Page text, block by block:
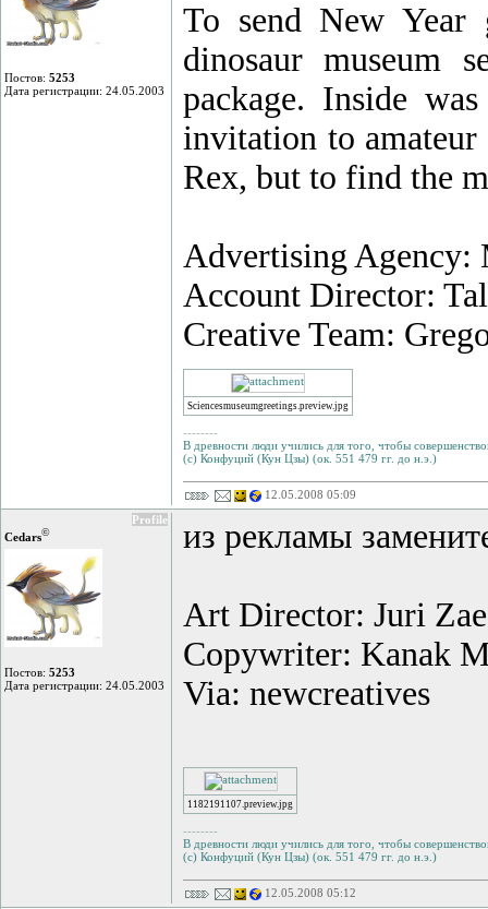
Постов: 5253
Дата регистрации: 24.05.2003
To send New Year
dinosaur museum
package. Inside
invitation to
Rex, but to find the
Advertising Agency:
Account Director:
Creative Team:
Sciencesmuseumgreetings.preview.jpg
--------
В древности люди учились для того, чтобы
(с) Конфуций (Кун Цзы) (ок. 551 479 гг. до н.э.)
12.05.2008 05:09
Profile
Cedars©
Постов: 5253
Дата регистрации: 24.05.2003
из рекламы
Art Director: Juri
Copywriter: Kanak
Via: newcreatives
1182191107.preview.jpg
--------
В древности люди учились для того, чтобы
(с) Конфуций (Кун Цзы) (ок. 551 479 гг. до н.э.)
12.05.2008 05:12